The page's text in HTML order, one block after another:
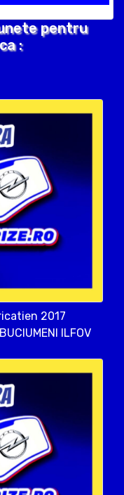
pentru
:
2017
ILFOV